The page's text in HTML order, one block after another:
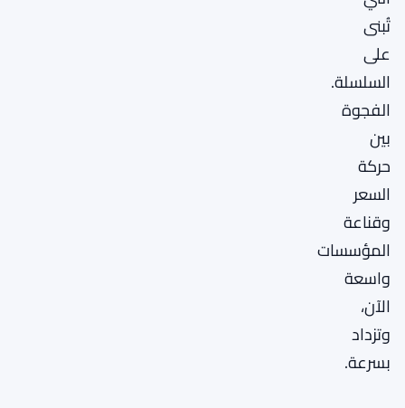
تُبنى
على
السلسلة.
الفجوة
بين
حركة
السعر
وقناعة
المؤسسات
واسعة
الآن،
وتزداد
بسرعة.